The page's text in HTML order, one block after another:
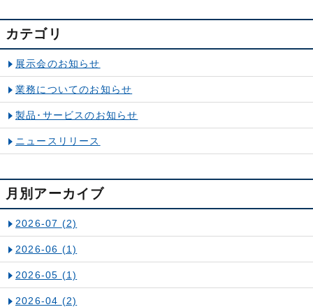
カテゴリ
展示会のお知らせ
業務についてのお知らせ
製品･サービスのお知らせ
ニュースリリース
月別アーカイブ
2026-07 (2)
2026-06 (1)
2026-05 (1)
2026-04 (2)